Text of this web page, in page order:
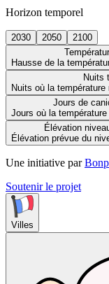
Horizon temporel
2030 2050
2100
Hausse de la
Nuits
Nuits où la
Jours de
Jours où la température
Élévation
Élévation prévue du
Une initiative par
Soutenir le projet
Villes